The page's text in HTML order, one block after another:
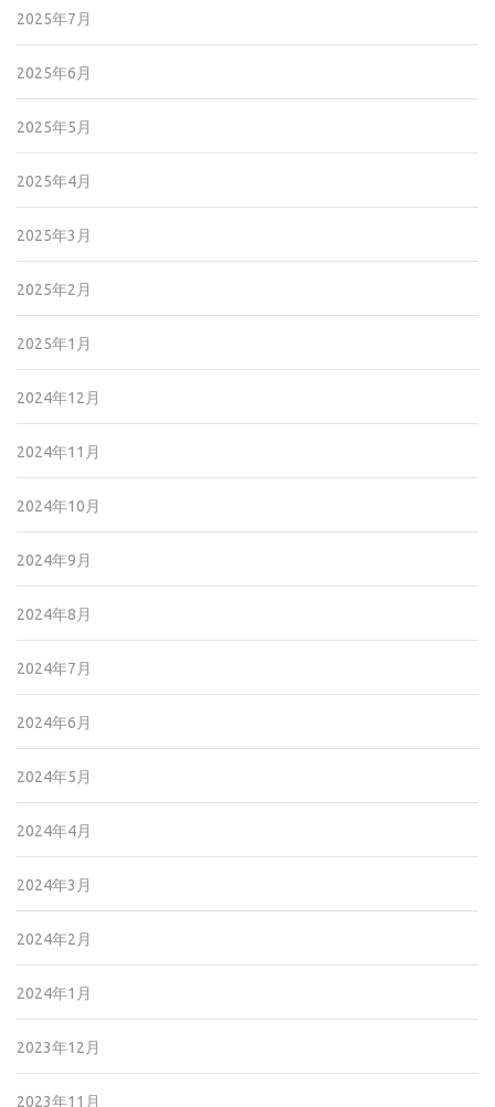
2025年7月
2025年6月
2025年5月
2025年4月
2025年3月
2025年2月
2025年1月
2024年12月
2024年11月
2024年10月
2024年9月
2024年8月
2024年7月
2024年6月
2024年5月
2024年4月
2024年3月
2024年2月
2024年1月
2023年12月
2023年11月